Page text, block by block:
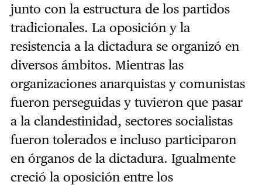
junto con la estructura de los partidos
tradicionales. La oposición y la
resistencia a la dictadura se organizó en
diversos ámbitos. Mientras las
organizaciones anarquistas y comunistas
fueron perseguidas y tuvieron que pasar
a la clandestinidad, sectores socialistas
fueron tolerados e incluso participaron
en órganos de la dictadura. Igualmente
creció la oposición entre los